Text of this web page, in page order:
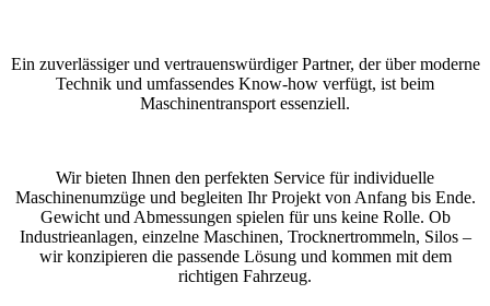
Ein zuverlässiger und vertrauenswürdiger Partner, der über moderne
Technik und umfassendes Know-how verfügt, ist beim
Maschinentransport essenziell.
Wir bieten Ihnen den perfekten Service für individuelle
Maschinenumzüge und begleiten Ihr Projekt von Anfang bis Ende.
Gewicht und Abmessungen spielen für uns keine Rolle. Ob
Industrieanlagen, einzelne Maschinen, Trocknertrommeln, Silos –
wir konzipieren die passende Lösung und kommen mit dem
richtigen Fahrzeug.